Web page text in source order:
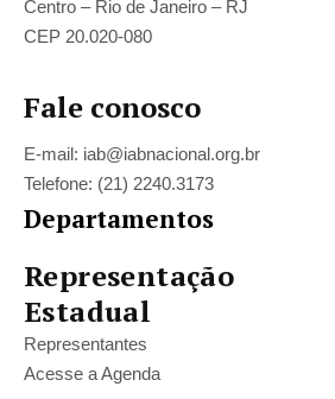
Centro – Rio de Janeiro – RJ
CEP 20.020-080
Fale conosco
E-mail: iab@iabnacional.org.br
Telefone: (21) 2240.3173
Departamentos
Representação
Estadual
Representantes
Acesse a Agenda